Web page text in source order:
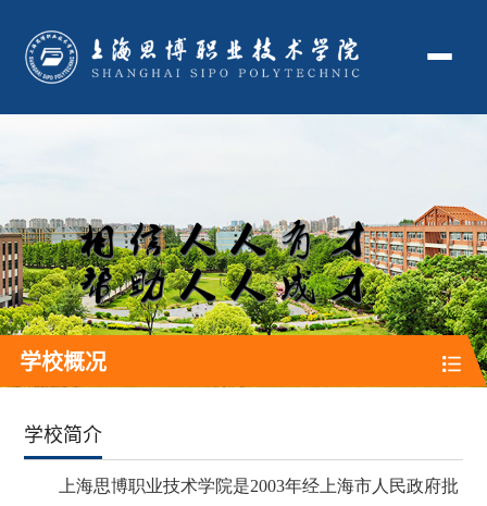
学校概况
学校简介
上海思博职业技术学院是2003年经上海市人民政府批